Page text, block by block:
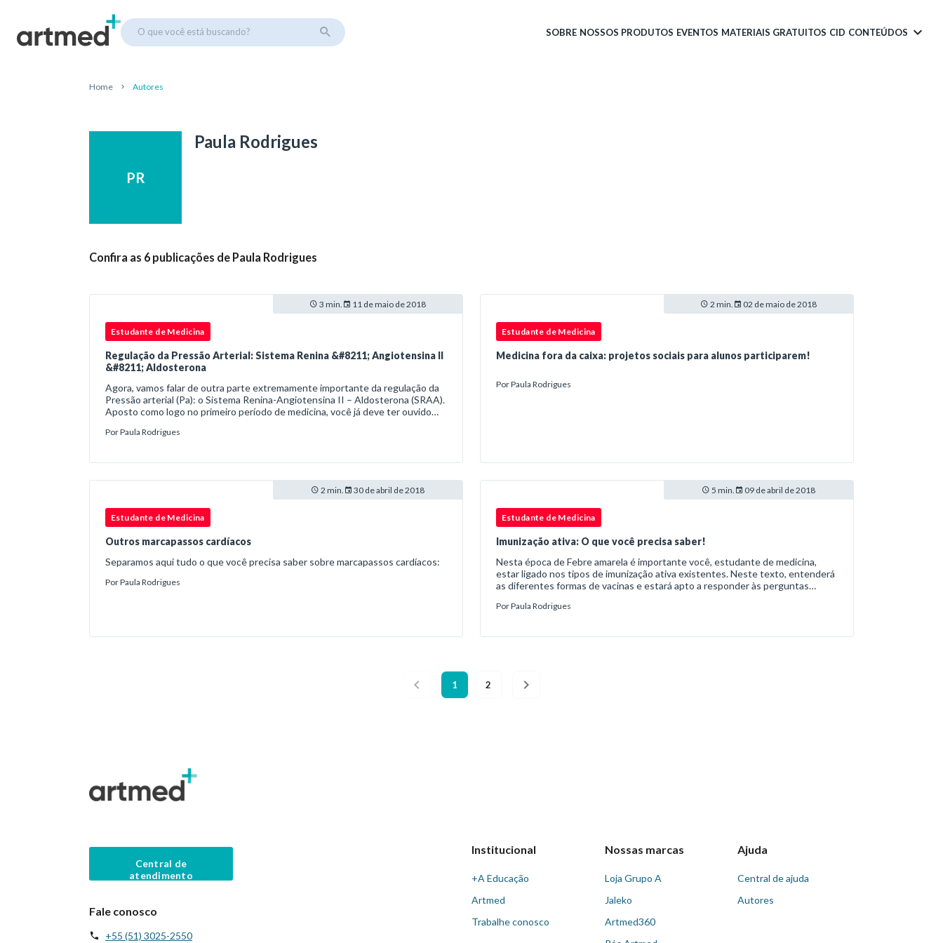
O que você está buscando? SOBRE NOSSOS PRODUTOS EVENTOS MATERIAIS GRATUITOS CID CONTEÚDOS
Home Autores
PR
Paula Rodrigues
Confira as 6 publicações de Paula Rodrigues
3 min. 11 de maio de 2018
Estudante de Medicina
Regulação da Pressão Arterial: Sistema Renina &#8211; Angiotensina II
&#8211; Aldosterona
Agora, vamos falar de outra parte extremamente importante da regulação da
Pressão arterial (Pa): o Sistema Renina-Angiotensina II – Aldosterona (SRAA).
Aposto como logo no primeiro período de medicina, você já deve ter ouvido
PorPaula Rodrigues
2 min. 02 de maio de 2018
Estudante de Medicina
Medicina fora da caixa: projetos sociais para alunos participarem!
PorPaula Rodrigues
2 min. 30 de abril de 2018
Estudante de Medicina
Outros marcapassos cardíacos
Separamos aqui tudo o que você precisa saber sobre marcapassos cardíacos:
PorPaula Rodrigues
5 min. 09 de abril de 2018
Estudante de Medicina
Imunização ativa: O que você precisa saber!
Nesta época de Febre amarela é importante você, estudante de medicina,
estar ligado nos tipos de imunização ativa existentes. Neste texto, entenderá
as diferentes formas de vacinas e estará apto a responder às perguntas
PorPaula Rodrigues
1 2
Central de
atendimento
Fale conosco
+55 (51) 3025-2550
Institucional
+A Educação
Artmed
Trabalhe conosco
Nossas marcas
Loja Grupo A
Jaleko
Artmed360
Ajuda
Central de ajuda
Autores